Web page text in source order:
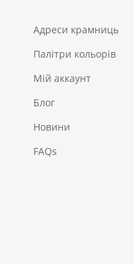
Адреси крамниць
Палітри кольорів
Мій аккаунт
Блог
Новини
FAQs